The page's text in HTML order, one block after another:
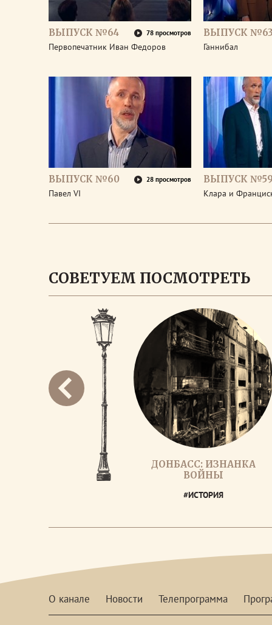
ВЫПУСК №64 78 просмотров
Первопечатник Иван Федоров
ВЫПУСК
Ганнибал
ВЫПУСК №60 28 просмотров
Павел VI
ВЫПУСК
Клара и
СОВЕТУЕМ ПОСМОТРЕТЬ
ДОНБАСС: ИЗНАНКА
ВОЙНЫ
#ИСТОРИЯ
О канале Новости Телепрограмма